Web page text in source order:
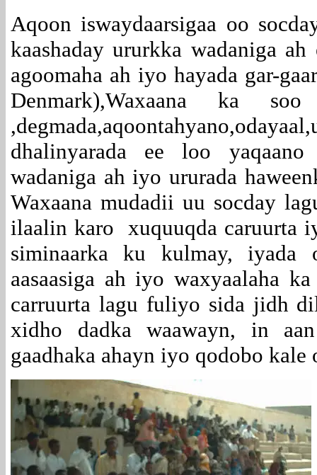
Aqoon iswaydaarsigaa oo
kaashaday ururkka wadaniga
agoomaha ah iyo hayada gar-
Denmark),Waxaana ka
dhalinyarada ee loo yaqaano
wadaniga ah iyo ururada
Waxaana mudadii uu socday
ilaalin karo xuquuqda caruurta
siminaarka ku kulmay, iyada
aasaasiga ah iyo waxyaalaha
carruurta lagu fuliyo sida jidh
xidho dadka waawayn, in
gaadhaka ahayn iyo qodobo